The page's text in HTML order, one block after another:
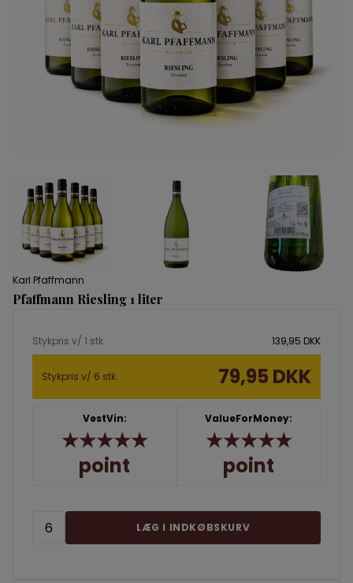
Karl Pfaffmann
Pfaffmann Riesling 1 liter
Stykpris v/ 1 stk. 139,95 DKK
Stykpris v/ 6 stk. 79,95 DKK
VestVin:
★★★★★
point
ValueForMoney:
★★★★★
point
LÆG I INDKØBSKURV